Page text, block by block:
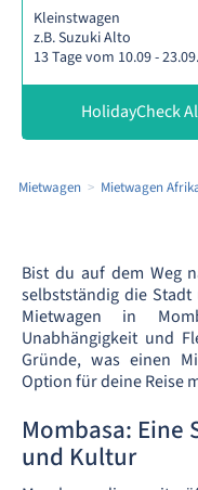
Kleinstwagen
z.B. Suzuki Alto
13 Tage vom 10.09 -
HolidayCheck
Mietwagen Mietwagen
Bist du auf dem Weg
selbstständig die
Mietwagen in
Unabhängigkeit und
Gründe, was einen
Option für deine Reise
Mombasa:
und Kultur